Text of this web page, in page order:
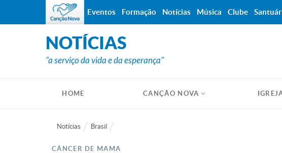
NOTÍCIAS
"a serviço da vida e da esperança"
HOME CANÇÃO NOVA
Notícias Brasil
CÂNCER DE MAMA
Eventos Formação Notícias Música Clube